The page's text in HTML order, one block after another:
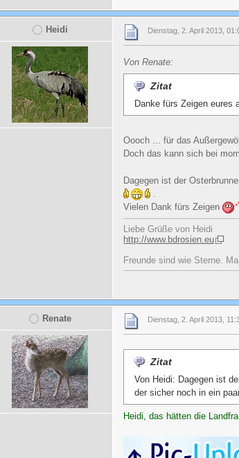
Heidi Dienstag, 2. April 2013,
Von Renate:
Zitat
Danke fürs Zeigen eures
Oooch ... für das
Doch das kann sich bei
Dagegen ist der
Vielen Dank fürs Zeigen
Liebe Grüße von Heidi
http://www.bdrosien.eu
Freunde sind wie Sterne.
Renate Dienstag, 2. April 2013,
Zitat
Von Heidi: Dagegen ist
der sicher noch in ein
Heidi, das hätten die